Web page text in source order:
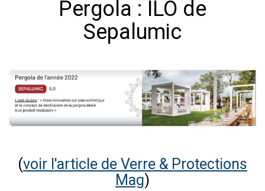
Pergola : ILO de
Sepalumic
(voir l'article de Verre & Protections
Mag)